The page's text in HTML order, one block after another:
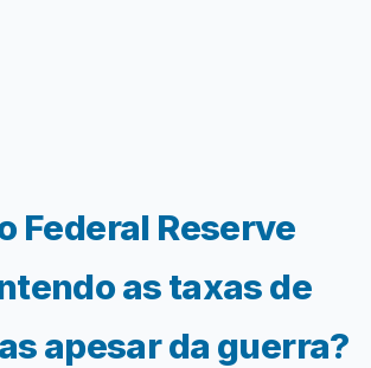
Federal Reserve
as taxas de
apesar da guerra?